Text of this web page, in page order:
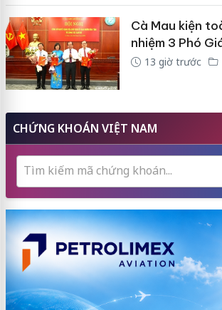
Cà Mau kiện
nhiệm 3 Phó
13 giờ trước
CHỨNG KHOÁN VIỆT NAM
Tìm kiếm mã chứng khoán...